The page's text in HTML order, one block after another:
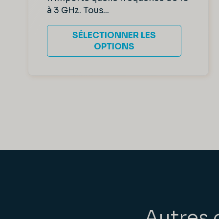
à 3 GHz. Tous...
SÉLECTIONNER LES
OPTIONS